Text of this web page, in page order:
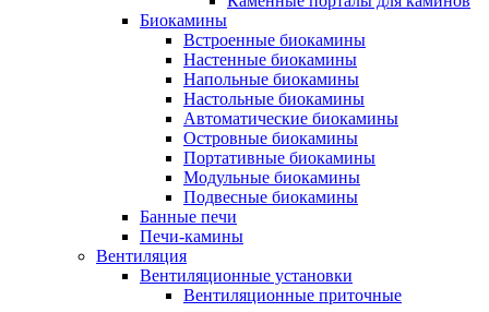
Биокамины
Встроенные биокамины
Настенные биокамины
Напольные биокамины
Настольные биокамины
Автоматические биокамины
Островные биокамины
Портативные биокамины
Модульные биокамины
Подвесные биокамины
Банные печи
Печи-камины
Вентиляция
Вентиляционные установки
Вентиляционные приточные